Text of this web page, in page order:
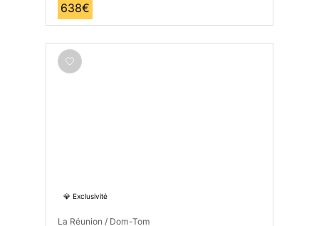
638€
💎 Exclusivité
La Réunion / Dom-Tom